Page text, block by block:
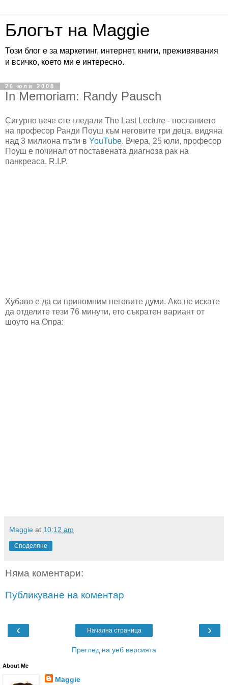
Блогът на Maggie
Този блог е за маркетинг, интернет, книги, преживявания
и всичко, което ми е интересно.
26 юли 2008
In Memoriam: Randy Pausch
Сигурно вече сте гледали The Last Lecture - посланието
на професор Ранди Поуш към неговите три деца, видяна
над 3 милиона пъти в YouTube. Вчера, 25 юли, професор
Поуш е починал от поставената диагноза рак на
панкреаса. R.I.P.
Хубаво е да си припомним неговите думи. Ако не искате
да отделите тези 76 минути, ето съкратен вариант от
шоуто на Опра:
Maggie at 10:12 am
Споделяне
Няма коментари:
Публикуване на коментар
‹ ›
Начална страница
Преглед на уеб версията
About Me
Maggie